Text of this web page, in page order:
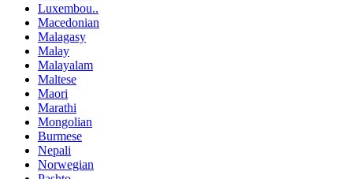
Luxembou..
Macedonian
Malagasy
Malay
Malayalam
Maltese
Maori
Marathi
Mongolian
Burmese
Nepali
Norwegian